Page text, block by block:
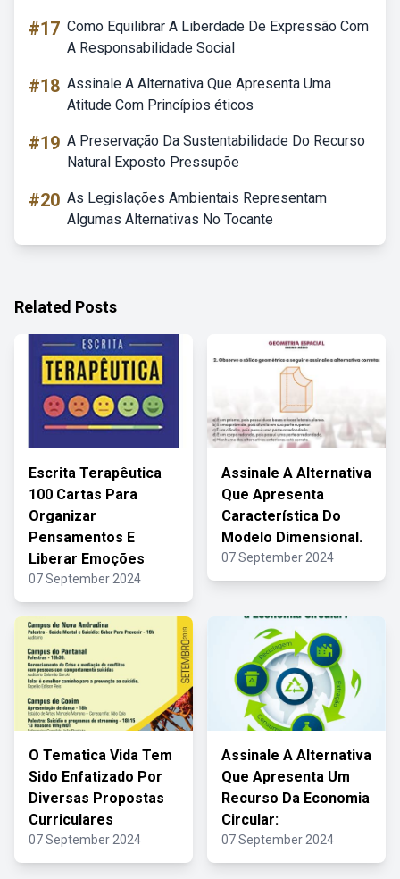
#17 Como Equilibrar A Liberdade De Expressão Com
A Responsabilidade Social
#18 Assinale A Alternativa Que Apresenta Uma
Atitude Com Princípios éticos
#19 A Preservação Da Sustentabilidade Do Recurso
Natural Exposto Pressupõe
#20 As Legislações Ambientais Representam
Algumas Alternativas No Tocante
Related Posts
Escrita Terapêutica
100 Cartas Para
Organizar
Pensamentos E
Liberar Emoções
07 September 2024
Assinale A Alternativa
Que Apresenta
Característica Do
Modelo Dimensional.
07 September 2024
O Tematica Vida Tem
Sido Enfatizado Por
Diversas Propostas
Curriculares
07 September 2024
Assinale A Alternativa
Que Apresenta Um
Recurso Da Economia
Circular:
07 September 2024